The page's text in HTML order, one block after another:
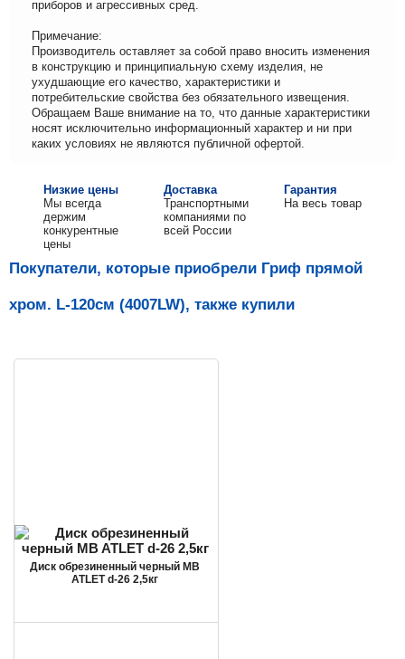
приборов и агрессивных сред.
Примечание:
Производитель оставляет за собой право вносить изменения
в конструкцию и принципиальную схему изделия, не
ухудшающие его качество, характеристики и
потребительские свойства без обязательного извещения.
Обращаем Ваше внимание на то, что данные характеристики
носят исключительно информационный характер и ни при
каких условиях не являются публичной офертой.
Низкие цены
Мы всегда
держим
конкурентные
цены
Доставка
Транспортными
компаниями по
всей России
Гарантия
На весь товар
Покупатели, которые приобрели Гриф прямой
хром. L-120см (4007LW), также купили
Диск обрезиненный черный MB
ATLET d-26 2,5кг